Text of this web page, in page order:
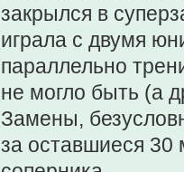
закрылся в
играла с двумя
параллельно
не могло быть (а
Замены,
за оставшиеся 30